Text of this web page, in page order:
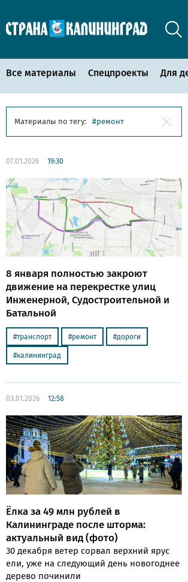
Все материалы Спецпроекты Для
Материалы по тегу: ремонт
07.01.2026 19:30
8 января полностью закроют
движение на перекрестке улиц
Инженерной, Судостроительной и
Батальной
транспорт ремонт дороги
калининград
03.01.2026 12:58
Ёлка за 49 млн рублей в
Калининграде после шторма:
актуальный вид (фото)
30 декабря ветер сорвал верхний ярус
ели, уже на следующий день новогоднее
дерево починили